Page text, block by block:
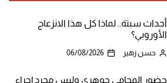
أحداث سبتة.. لماذا كل هذا الانزعاج
الأوروبي؟
حسن زهير 06/08/2026
حضور المحامي جوهري وليس مجرد إجراء